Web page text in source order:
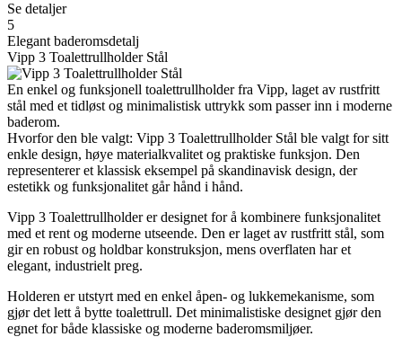
Se detaljer
5
Elegant baderomsdetalj
Vipp 3 Toalettrullholder Stål
En enkel og funksjonell toalettrullholder fra Vipp, laget av rustfritt
stål med et tidløst og minimalistisk uttrykk som passer inn i moderne
baderom.
Hvorfor den ble valgt: Vipp 3 Toalettrullholder Stål ble valgt for sitt
enkle design, høye materialkvalitet og praktiske funksjon. Den
representerer et klassisk eksempel på skandinavisk design, der
estetikk og funksjonalitet går hånd i hånd.
Vipp 3 Toalettrullholder er designet for å kombinere funksjonalitet
med et rent og moderne utseende. Den er laget av rustfritt stål, som
gir en robust og holdbar konstruksjon, mens overflaten har et
elegant, industrielt preg.
Holderen er utstyrt med en enkel åpen- og lukkemekanisme, som
gjør det lett å bytte toalettrull. Det minimalistiske designet gjør den
egnet for både klassiske og moderne baderomsmiljøer.